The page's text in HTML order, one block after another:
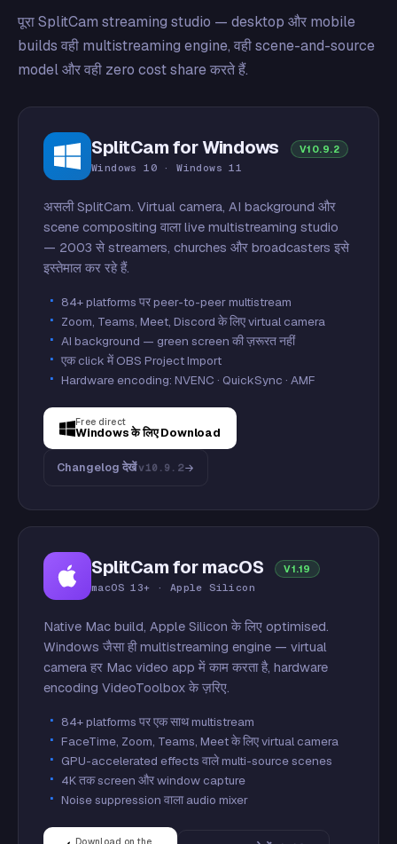
पूरा SplitCam streaming studio — desktop और mobile
builds वही multistreaming engine, वही scene-and-source
model और वही zero cost share करते हैं.
SplitCam for Windows V10.9.2
Windows 10 · Windows 11
असली SplitCam. Virtual camera, AI background और
scene compositing वाला live multistreaming studio
— 2003 से streamers, churches और broadcasters इसे
इस्तेमाल कर रहे हैं.
84+ platforms पर peer-to-peer multistream
Zoom, Teams, Meet, Discord के लिए virtual camera
AI background — green screen की ज़रूरत नहीं
एक click में OBS Project Import
Hardware encoding: NVENC · QuickSync · AMF
Free direct
Windows के लिए Download
Changelog देखेंv10.9.2
SplitCam for macOS V1.19
macOS 13+ · Apple Silicon
Native Mac build, Apple Silicon के लिए optimised.
Windows जैसा ही multistreaming engine — virtual
camera हर Mac video app में काम करता है, hardware
encoding VideoToolbox के ज़रिए.
84+ platforms पर एक साथ multistream
FaceTime, Zoom, Teams, Meet के लिए virtual camera
GPU-accelerated effects वाले multi-source scenes
4K तक screen और window capture
Noise suppression वाला audio mixer